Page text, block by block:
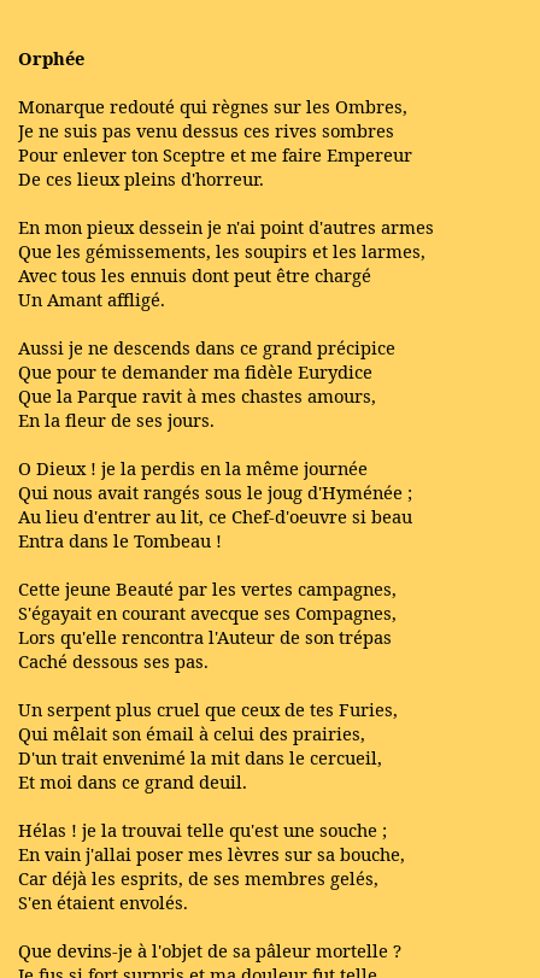
Orphée
Monarque redouté qui règnes sur les Ombres,
Je ne suis pas venu dessus ces rives sombres
Pour enlever ton Sceptre et me faire Empereur
De ces lieux pleins d'horreur.
En mon pieux dessein je n'ai point d'autres armes
Que les gémissements, les soupirs et les larmes,
Avec tous les ennuis dont peut être chargé
Un Amant affligé.
Aussi je ne descends dans ce grand précipice
Que pour te demander ma fidèle Eurydice
Que la Parque ravit à mes chastes amours,
En la fleur de ses jours.
O Dieux ! je la perdis en la même journée
Qui nous avait rangés sous le joug d'Hyménée ;
Au lieu d'entrer au lit, ce Chef-d'oeuvre si beau
Entra dans le Tombeau !
Cette jeune Beauté par les vertes campagnes,
S'égayait en courant avecque ses Compagnes,
Lors qu'elle rencontra l'Auteur de son trépas
Caché dessous ses pas.
Un serpent plus cruel que ceux de tes Furies,
Qui mêlait son émail à celui des prairies,
D'un trait envenimé la mit dans le cercueil,
Et moi dans ce grand deuil.
Hélas ! je la trouvai telle qu'est une souche ;
En vain j'allai poser mes lèvres sur sa bouche,
Car déjà les esprits, de ses membres gelés,
S'en étaient envolés.
Que devins-je à l'objet de sa pâleur mortelle ?